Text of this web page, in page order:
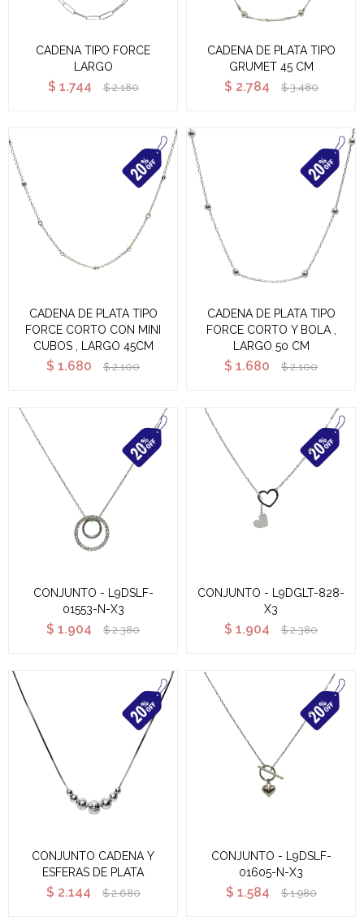
CADENA TIPO FORCE
LARGO
$ 1.744 $ 2.180
CADENA DE PLATA TIPO
GRUMET 45 CM
$ 2.784 $ 3.480
CADENA DE PLATA TIPO
FORCE CORTO CON MINI
CUBOS , LARGO 45CM
$ 1.680 $ 2.100
CADENA DE PLATA TIPO
FORCE CORTO Y BOLA ,
LARGO 50 CM
$ 1.680 $ 2.100
CONJUNTO - L9DSLF-
01553-N-X3
$ 1.904 $ 2.380
CONJUNTO - L9DGLT-828-
X3
$ 1.904 $ 2.380
CONJUNTO CADENA Y
ESFERAS DE PLATA
$ 2.144 $ 2.680
CONJUNTO - L9DSLF-
01605-N-X3
$ 1.584 $ 1.980